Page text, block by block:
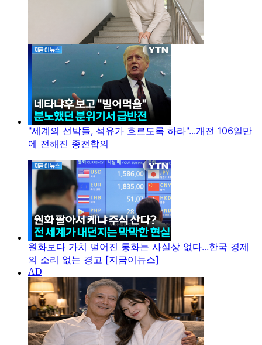
"세계의 선박들, 석유가 흐르도록 하라"...개전 106일만
에 전해진 종전합의
원화보다 가치 떨어진 통화는 사실상 없다...한국 경제
의 소리 없는 경고 [지금이뉴스]